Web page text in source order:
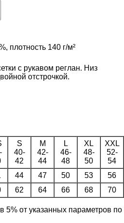
плотность 140 г/м²
с рукавом реглан. Низ
отстрочкой.
S
40-
42
M
42-
44
L
46-
48
XL
48-
50
XXL
52-
54
44 47 50 53
56
62 64 66 68 70
5% от указанных параметров по